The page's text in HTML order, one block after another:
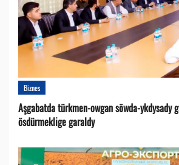
Biznes
Aşgabatda türkmen-owgan söwda-ykdysady
ösdürmeklige garaldy